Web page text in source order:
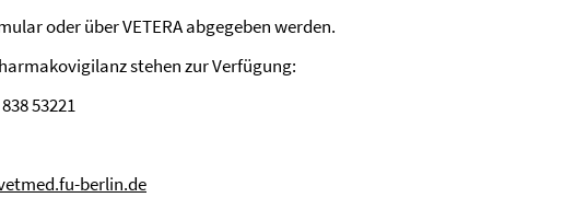
oder über VETERA abgegeben werden.
stehen zur Verfügung:
53221
berlin.de